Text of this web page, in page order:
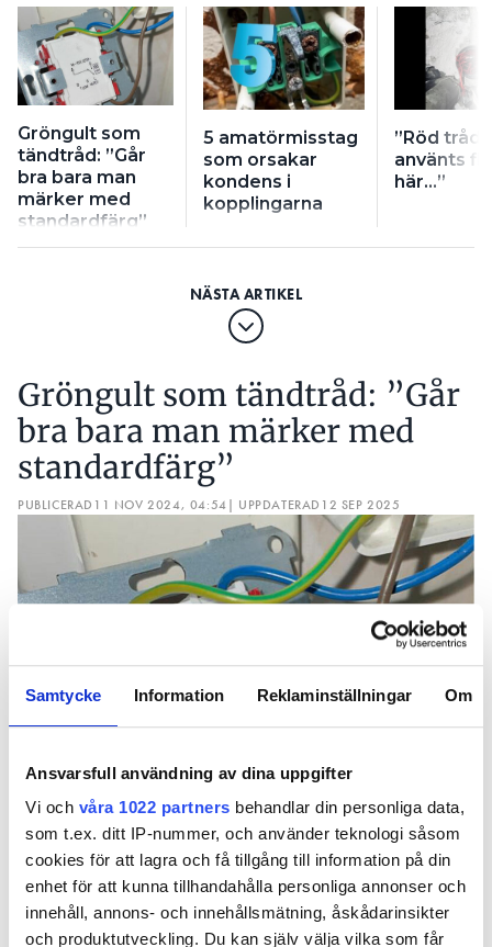
Samtycke Information Reklaminställningar Om
Ansvarsfull användning av dina uppgifter
Vi och våra 1022 partners behandlar din personliga data,
som t.ex. ditt IP-nummer, och använder teknologi såsom
cookies för att lagra och få tillgång till information på din
enhet för att kunna tillhandahålla personliga annonser och
innehåll, annons- och innehållsmätning, åskådarinsikter
och produktutveckling. Du kan själv välja vilka som får
Gröngult som
tändtråd: ”Går
bra bara man
märker med
standardfärg”
5 amatörmisstag
som orsakar
kondens i
kopplingarna
”Röd tråd
använts
här…”
Gröngult som tändtråd: ”Går
bra bara man märker med
standardfärg”
PUBLICERAD 11 NOV 2024, 04:54| UPPDATERAD 12 SEP 2025
Fynd. Foto: Erik Samuelsson
Under en renovering gjorde elektrikern en
skrämmande upptäckt. Någon hade kopplat
gröngult som tändtråd på en strömbrytare.